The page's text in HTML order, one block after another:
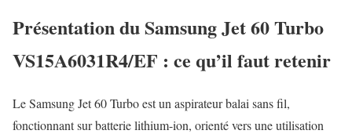
Présentation du Samsung Jet 60 Turbo
VS15A6031R4/EF : ce qu’il faut retenir
Le Samsung Jet 60 Turbo est un aspirateur balai sans fil,
fonctionnant sur batterie lithium-ion, orienté vers une utilisation